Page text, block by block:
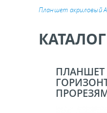
ценникодержатели
полочного
вывесок и шелфтокеры
оборудование,
Планшет акриловый